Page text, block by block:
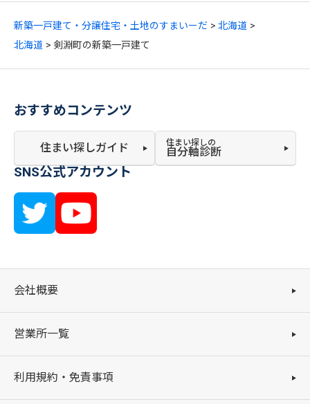
新築一戸建て・分譲住宅・土地のすまいーだ
北海道
北海道
剣淵町の新築一戸建て
おすすめコンテンツ
住まい探しガイド 住まい探しの
自分軸診断
SNS公式アカウント
会社概要
営業所一覧
利用規約・免責事項